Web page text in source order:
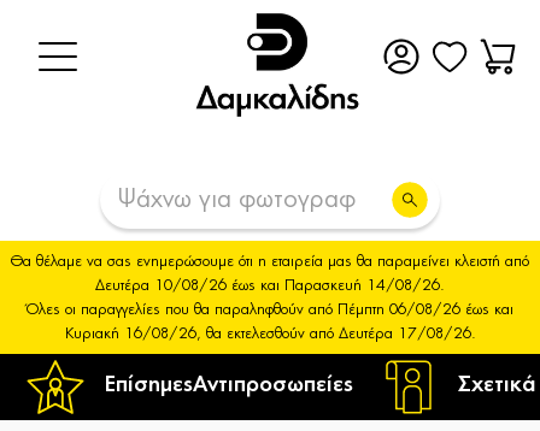
ΕπίσημεςΑντιπροσωπείες
Θα θέλαμε να σας ενημερώσουμε ότι η εταιρεία μας θα παραμείνει κλειστή από
Δευτέρα 10/08/26 έως και Παρασκευή 14/08/26.
Όλες οι παραγγελίες που θα παραληφθούν από Πέμπτη 06/08/26 έως και
Κυριακή 16/08/26, θα εκτελεσθούν από Δευτέρα 17/08/26.